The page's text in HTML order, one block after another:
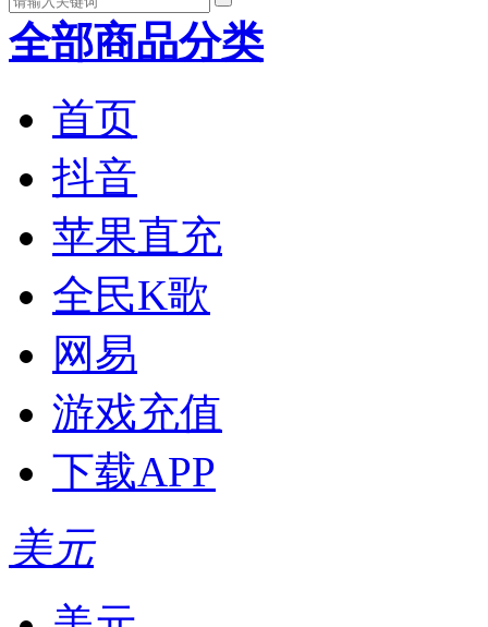
全部商品分类
首页
抖音
苹果直充
全民K歌
网易
游戏充值
下载APP
美元